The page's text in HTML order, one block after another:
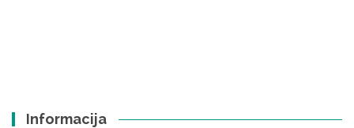
Informacija